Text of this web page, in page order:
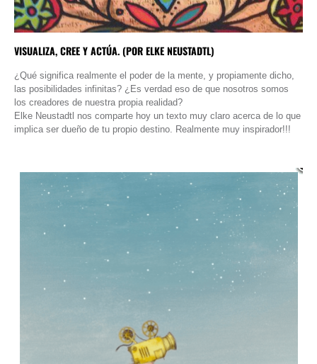
VISUALIZA, CREE Y ACTÚA. (POR ELKE NEUSTADTL)
¿Qué significa realmente el poder de la mente, y propiamente dicho,
las posibilidades infinitas? ¿Es verdad eso de que nosotros somos
los creadores de nuestra propia realidad?
Elke Neustadtl nos comparte hoy un texto muy claro acerca de lo que
implica ser dueño de tu propio destino. Realmente muy inspirador!!!